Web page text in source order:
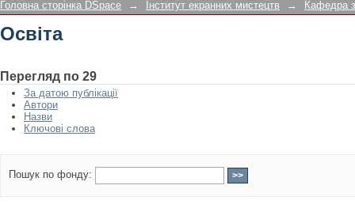
Головна сторінка DSpace → Інститут екранних мистецтв → Кафедра
Освіта
Перегляд по 29
За датою публікації
Автори
Назви
Ключові слова
Пошук по фонду: